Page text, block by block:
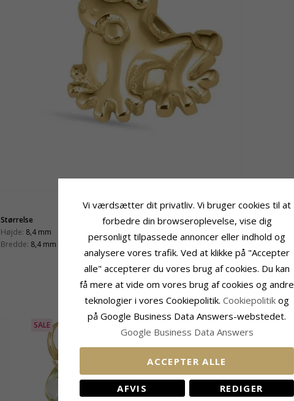
Størrelse
Højde: 8,4 mm
Bredde: 8,4 mm
Leveringstid
Leveringstid:
2-3 Hverdage
RELATEREDE PRODUKTER
SALE
Vi værdsætter dit privatliv. Vi bruger cookies til at
forbedre din browseroplevelse, vise dig
personligt tilpassede annoncer eller indhold og
analysere vores trafik. Ved at klikke på "Accepter
alle" accepterer du vores brug af cookies. Du kan
få mere at vide om vores brug af cookies og andre
teknologier i vores Cookiepolitik. Cookiepolitik og
på Google Business Data Answers-webstedet.
Google Business Data Answers
ACCEPTER ALLE
AFVIS REDIGER